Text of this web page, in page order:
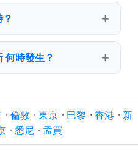
何時發生？
· 倫敦 · 東京 · 巴黎 · 香港 · 新
· 悉尼 · 孟買